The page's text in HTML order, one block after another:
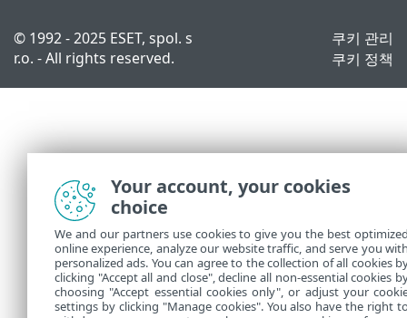
© 1992 - 2025 ESET, spol. s
r.o. - All rights reserved.
쿠키 관리
쿠키 정책
Your account, your cookies
choice
We and our partners use cookies to give you the best
online experience, analyze our website traffic, and serve you
personalized ads. You can agree to the collection of all cookies
clicking "Accept all and close", decline all non-essential cookies
choosing "Accept essential cookies only", or adjust your
settings by clicking "Manage cookies". You also have the right